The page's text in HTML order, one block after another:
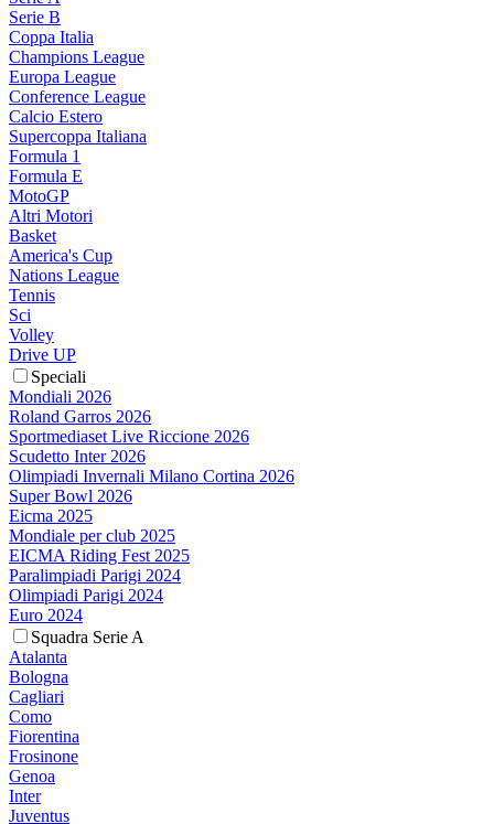
Serie B
Coppa Italia
Champions League
Europa League
Conference League
Calcio Estero
Supercoppa Italiana
Formula 1
Formula E
MotoGP
Altri Motori
Basket
America's Cup
Nations League
Tennis
Sci
Volley
Drive UP
Speciali
Mondiali 2026
Roland Garros 2026
Sportmediaset Live Riccione 2026
Scudetto Inter 2026
Olimpiadi Invernali Milano Cortina 2026
Super Bowl 2026
Eicma 2025
Mondiale per club 2025
EICMA Riding Fest 2025
Paralimpiadi Parigi 2024
Olimpiadi Parigi 2024
Euro 2024
Squadra Serie A
Atalanta
Bologna
Cagliari
Como
Fiorentina
Frosinone
Genoa
Inter
Juventus